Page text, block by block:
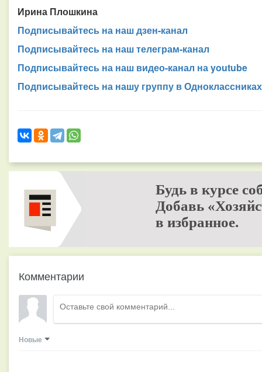
Ирина Плошкина
Подписывайтесь на наш дзен-канал
Подписывайтесь на наш телеграм-канал
Подписывайтесь на наш видео-канал на youtube
Подписывайтесь на нашу группу в Одноклассниках
Будь в курсе
Добавь
в избранное.
Комментарии
Новые